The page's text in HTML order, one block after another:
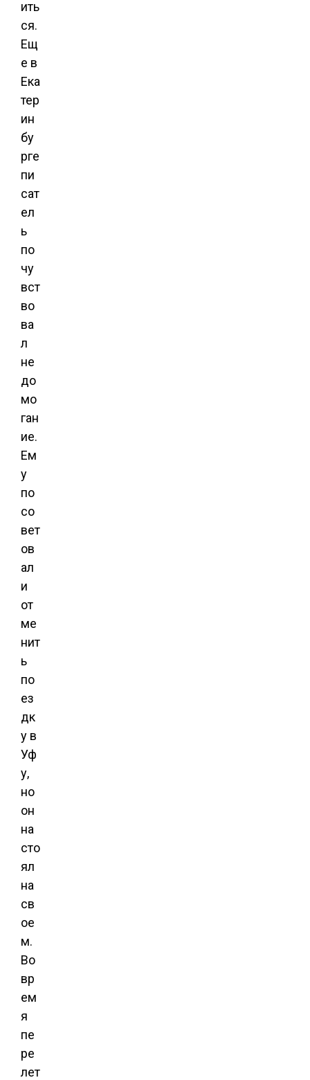
ить
ся.
Ещ
е в
Ека
тер
ин
бу
рге
пи
сат
ел
ь
по
чу
вст
во
ва
л
не
до
мо
ган
ие.
Ем
у
по
со
вет
ов
ал
и
от
ме
нит
ь
по
ез
дк
у в
Уф
у,
но
он
на
сто
ял
на
св
ое
м.
Во
вр
ем
я
пе
ре
лет